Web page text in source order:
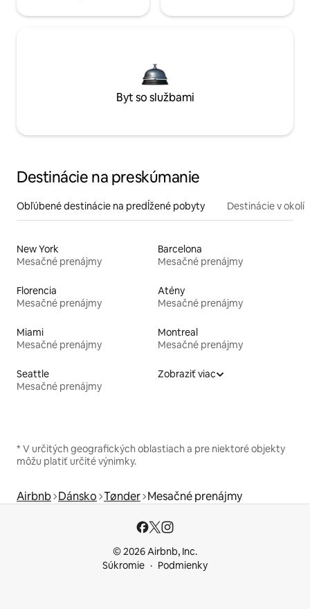
Byt so službami
Destinácie na preskúmanie
Obľúbené destinácie na predĺžené pobyty Destinácie v okolí
New York
Mesačné prenájmy
Barcelona
Mesačné prenájmy
Florencia
Mesačné prenájmy
Atény
Mesačné prenájmy
Miami
Mesačné prenájmy
Montreal
Mesačné prenájmy
Seattle
Mesačné prenájmy
Zobraziť viac
* V určitých geografických oblastiach a pre niektoré objekty
môžu platiť určité výnimky.
Airbnb Dánsko Tønder Mesačné prenájmy
© 2026 Airbnb, Inc.
Súkromie
Podmienky